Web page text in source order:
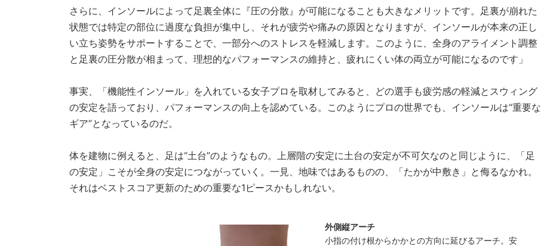
さらに、インソールによって足裏全体に『圧の分散』が可能になることも大きなメリットです。足裏が崩れた
状態では特定の部位に過度な負担が集中し、それが疲労や痛みの原因となりますが、インソールが本来の正し
い立ち姿勢をサポートすることで、一部分へのストレスを軽減します。このように、全身のアライメント調整
と足裏の圧分散が相まって、理想的なパフォーマンスの維持と、疲れにくい体の両立が可能になるのです」
事実、「機能性インソール」を入れている女子プロを取材してみると、どの選手も疲労感の軽減とスウィング
の安定を語っており、パフォーマンスの向上を認めている。このようにプロの世界でも、インソールは“重要な
ギア”となっているのだ。
体を建物に例えると、足は“土台”のようなもの。上層階の安定に土台の安定が不可欠なのと同じように、「足
の安定」こそが全身の安定につながっていく。一見、地味ではあるものの、「たかが中敷き」と侮るなかれ。
それはベストスコア更新のための重要な1ピースかもしれない。
外側縦アーチ
小指の付け根からかかとの方向に延びるアーチ。安